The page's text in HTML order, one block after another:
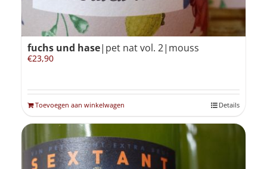
fuchs und hase|pet nat vol. 2|mouss
€23,90
Toevoegen aan winkelwagen Details